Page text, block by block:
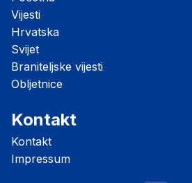
Vijesti
Hrvatska
Svijet
Braniteljske vijesti
Obljetnice
Kontakt
Kontakt
Impressum